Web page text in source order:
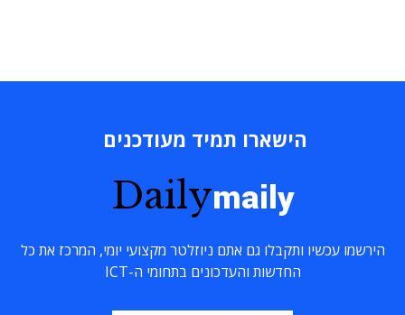
הישארו תמיד מעודכנים
Dailymaily
הירשמו עכשיו ותקבלו גם אתם ניוזלטר מקצועי יומי, המרכז את כל
החדשות והעדכונים בתחומי ה-ICT